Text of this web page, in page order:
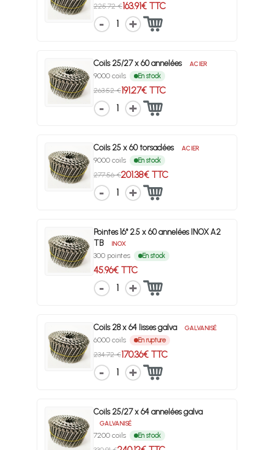
225.72 €163.91€ TTC
1
Coils 25/27 x 60 annelées ACIER
9000 coils En stock
263.52 €191.27€ TTC
1
Coils 25 x 60 torsadées ACIER
9000 coils En stock
277.56 €201.38€ TTC
1
Pointes 16° 2.5 x 60 annelées INOX A2
TB
INOX
300 pointes En stock
45.96€ TTC
1
Coils 28 x 64 lisses galva GALVANISÉ
6000 coils En rupture
234.72 €170.36€ TTC
1
Coils 25/27 x 64 annelées galva
GALVANISÉ
7200 coils En stock